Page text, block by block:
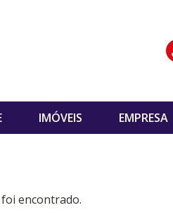
IMÓVEIS EMPRESA
encontrado.